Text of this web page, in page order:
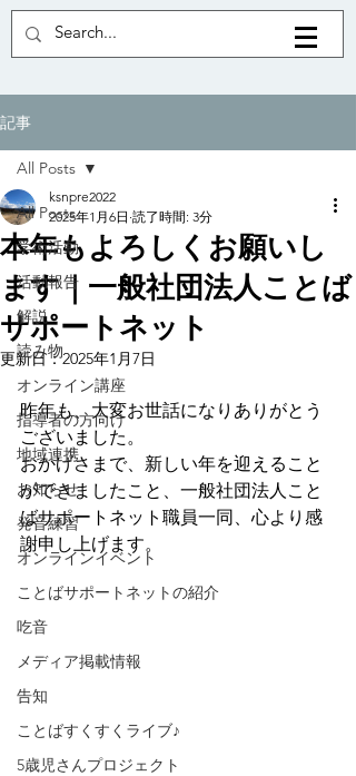
記事
All Posts
学術活動
活動報告
解説
読み物
オンライン講座
指導者の方向け
地域連携
お知らせ
発音練習
オンラインイベント
ことばサポートネットの紹介
吃音
メディア掲載情報
告知
ことばすくすくライブ♪
5歳児さんプロジェクト
All Posts
本年もよろしくお願いし
ます｜一般社団法人ことば
サポートネット
ksnpre2022
2025年1月6日 読了時間: 3分
更新日：2025年1月7日
昨年も、大変お世話になりありがとう
ございました。
おかげさまで、新しい年を迎えること
ができましたこと、一般社団法人こと
ばサポートネット職員一同、心より感
謝申し上げます。